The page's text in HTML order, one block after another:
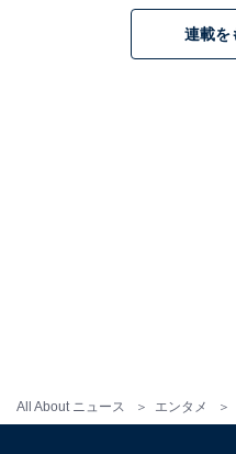
All About ニュース エンタメ
歴代大河ドラマで最もハ
連載を